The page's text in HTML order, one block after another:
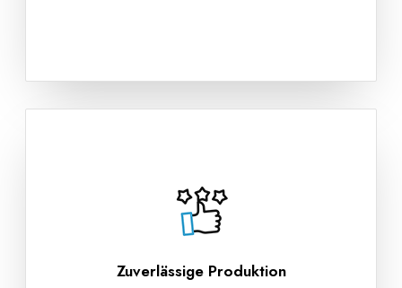
Zuverlässige Produktion